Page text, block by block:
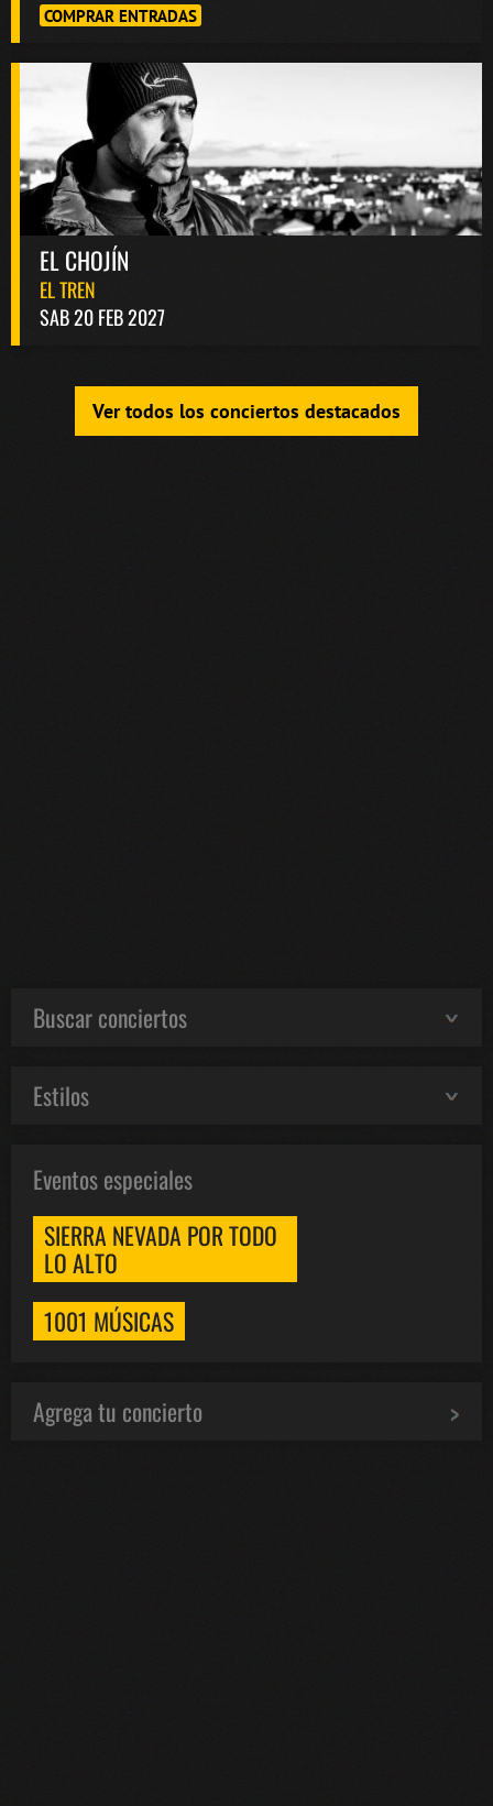
COMPRAR ENTRADAS
EL CHOJÍN
EL TREN
SAB 20 FEB 2027
Ver todos los conciertos destacados
Buscar conciertos
Estilos
Eventos especiales
SIERRA NEVADA POR TODO
LO ALTO
1001 MÚSICAS
Agrega tu concierto